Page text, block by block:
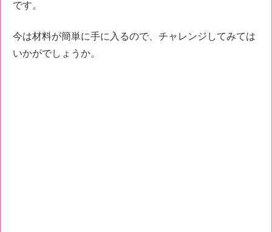
です。
今は材料が簡単に手に入るので、チャレンジしてみては
いかがでしょうか。